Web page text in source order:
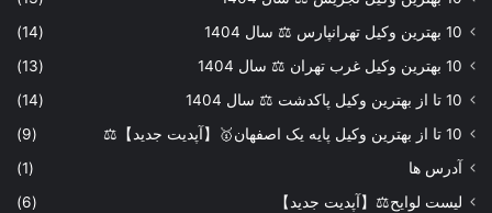
10 بهترین وکیل تهرانپارس ⚖️ سال 1404
(14)
10 بهترین وکیل غرب تهران ⚖️ سال 1404
(13)
10 تا از بهترین وکیل پاکدشت ⚖️ سال 1404
(14)
10 تا از بهترین وکیل پایه یک اصفهان🥇【آپدیت جدید】⚖️
(9)
آدرس ها
(1)
لیست لوایح⚖️【آپدیت جدید】
(6)